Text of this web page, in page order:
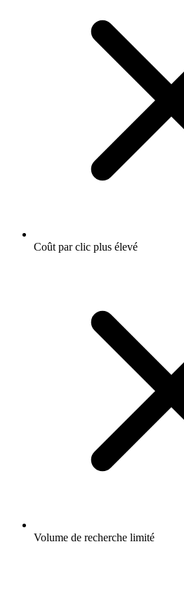
Coût par clic plus élevé
Volume de recherche limité